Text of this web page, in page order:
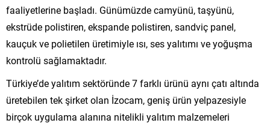
faaliyetlerine başladı. Günümüzde camyünü, taşyünü,
ekstrüde polistiren, ekspande polistiren, sandviç panel,
kauçuk ve polietilen üretimiyle ısı, ses yalıtımı ve yoğuşma
kontrolü sağlamaktadır.
Türkiye’de yalıtım sektöründe 7 farklı ürünü aynı çatı altında
üretebilen tek şirket olan İzocam, geniş ürün yelpazesiyle
birçok uygulama alanına nitelikli yalıtım malzemeleri